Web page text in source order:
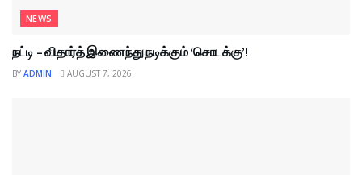
NEWS
நட்டி – விதார்த் இணைந்து நடிக்கும் ‘சொடக்கு’!
BY ADMIN AUGUST 7, 2026